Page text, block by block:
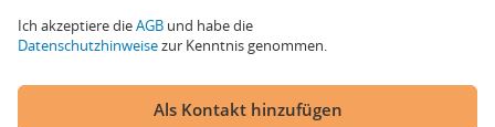
Ich akzeptiere dieAGB und habe die
Datenschutzhinweisezur Kenntnis genommen.
Als Kontakt hinzufügen